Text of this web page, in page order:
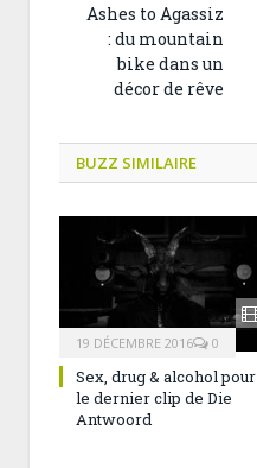
Ashes to Agassiz
: du mountain
bike dans un
décor de rêve
BUZZ SIMILAIRE
19 DÉCEMBRE 2016 0
Sex, drug & alcohol pour
le dernier clip de Die
Antwoord